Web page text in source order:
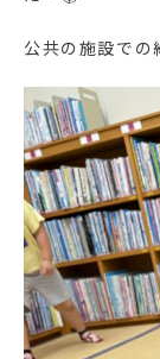
公共の施設で